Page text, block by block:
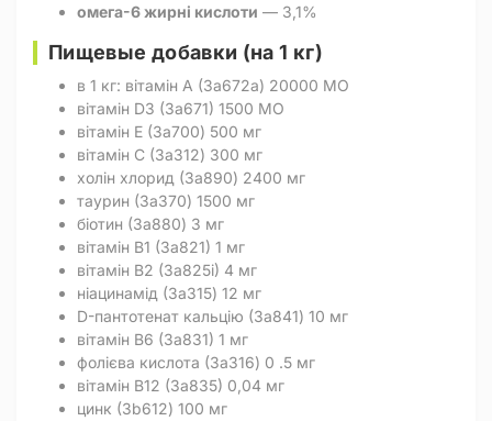
омега-6 жирні кислоти — 3,1%
Пищевые добавки (на 1 кг)
в 1 кг: вітамін А (3a672a) 20000 МО
вітамін D3 (3a671) 1500 МО
вітамін Е (3a700) 500 мг
вітамін С (3a312) 300 мг
холін хлорид (3a890) 2400 мг
таурин (3a370) 1500 мг
біотин (3a880) 3 мг
вітамін B1 (3a821) 1 мг
вітамін B2 (3a825i) 4 мг
ніацинамід (3a315) 12 мг
D-пантотенат кальцію (3a841) 10 мг
вітамін B6 (3a831) 1 мг
фолієва кислота (3a316) 0 .5 мг
вітамін B12 (3a835) 0,04 мг
цинк (3b612) 100 мг